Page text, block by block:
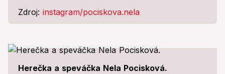
Zdroj: instagram/pociskova.nela
Herečka a speváčka Nela Pocisková.